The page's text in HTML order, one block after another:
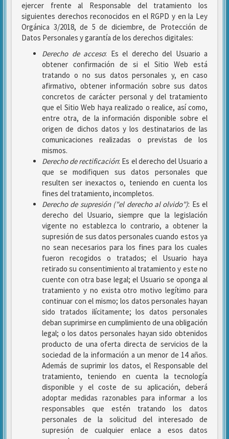
ejercer frente al Responsable del tratamiento los
siguientes derechos reconocidos en el RGPD y en la Ley
Orgánica 3/2018, de 5 de diciembre, de Protección de
Datos Personales y garantía de los derechos digitales:
Derecho de acceso: Es el derecho del Usuario a
obtener confirmación de si el Sitio Web está
tratando o no sus datos personales y, en caso
afirmativo, obtener información sobre sus datos
concretos de carácter personal y del tratamiento
que el Sitio Web haya realizado o realice, así como,
entre otra, de la información disponible sobre el
origen de dichos datos y los destinatarios de las
comunicaciones realizadas o previstas de los
mismos.
Derecho de rectificación: Es el derecho del Usuario a
que se modifiquen sus datos personales que
resulten ser inexactos o, teniendo en cuenta los
fines del tratamiento, incompletos.
Derecho de supresión ("el derecho al olvido"): Es el
derecho del Usuario, siempre que la legislación
vigente no establezca lo contrario, a obtener la
supresión de sus datos personales cuando estos ya
no sean necesarios para los fines para los cuales
fueron recogidos o tratados; el Usuario haya
retirado su consentimiento al tratamiento y este no
cuente con otra base legal; el Usuario se oponga al
tratamiento y no exista otro motivo legítimo para
continuar con el mismo; los datos personales hayan
sido tratados ilícitamente; los datos personales
deban suprimirse en cumplimiento de una obligación
legal; o los datos personales hayan sido obtenidos
producto de una oferta directa de servicios de la
sociedad de la información a un menor de 14 años.
Además de suprimir los datos, el Responsable del
tratamiento, teniendo en cuenta la tecnología
disponible y el coste de su aplicación, deberá
adoptar medidas razonables para informar a los
responsables que estén tratando los datos
personales de la solicitud del interesado de
supresión de cualquier enlace a esos datos